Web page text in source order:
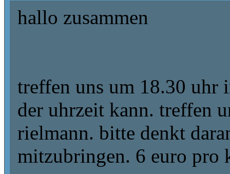
hallo zusammen
treffen uns um 18.30 uhr
der uhrzeit kann. treffen
rielmann. bitte denkt
mitzubringen. 6 euro pro